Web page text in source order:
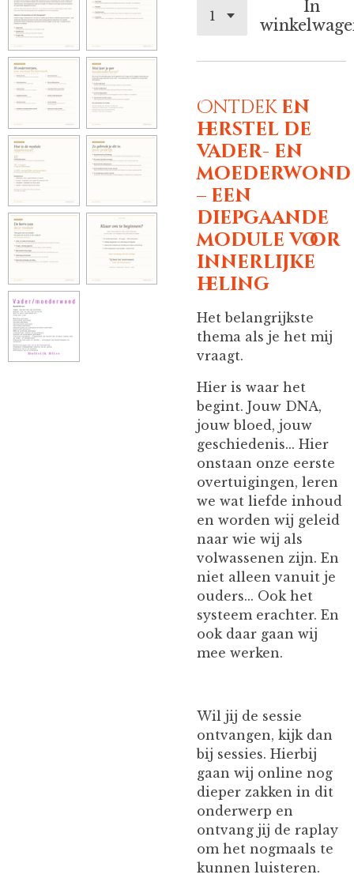
In
Ontdeken
herstel de
vader- en
moederwond
– een
diepgaande
module voor
innerlijke
heling
Het belangrijkste
thema als je het mij
vraagt.
Hier is waar het
begint. Jouw DNA,
jouw bloed, jouw
geschiedenis... Hier
onstaan onze eerste
overtuigingen, leren
we wat liefde inhoud
en worden wij geleid
naar wie wij als
volwassenen zijn. En
niet alleen vanuit je
ouders... Ook het
systeem erachter. En
ook daar gaan wij
mee werken.
Wil jij de sessie
ontvangen, kijk dan
bij sessies. Hierbij
gaan wij online nog
dieper zakken in dit
onderwerp en
ontvang jij de raplay
om het nogmaals te
kunnen luisteren.